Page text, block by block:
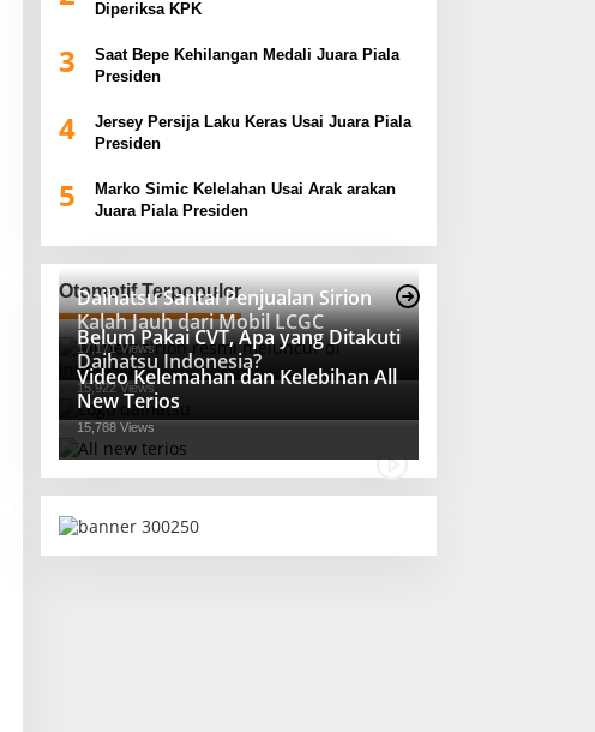
Diperiksa KPK
3
Saat Bepe Kehilangan Medali Juara Piala
Presiden
4
Jersey Persija Laku Keras Usai Juara Piala
Presiden
5
Marko Simic Kelelahan Usai Arak arakan
Juara Piala Presiden
Otomotif Terpopuler
Daihatsu Santai Penjualan Sirion
Kalah Jauh dari Mobil LCGC
17,171 Views
Belum Pakai CVT, Apa yang Ditakuti
Daihatsu Indonesia?
15,922 Views
Video Kelemahan dan Kelebihan All
New Terios
15,788 Views